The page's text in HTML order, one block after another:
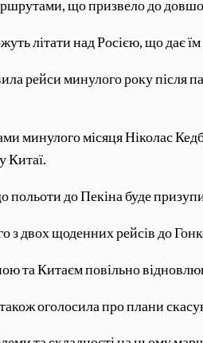
що призвело до
літати над Росією, що дає
рейси минулого року після
минулого місяця Ніколас
Китаї.
польоти до Пекіна буде
з двох щоденних рейсів до
та Китаєм повільно
оголосила про плани